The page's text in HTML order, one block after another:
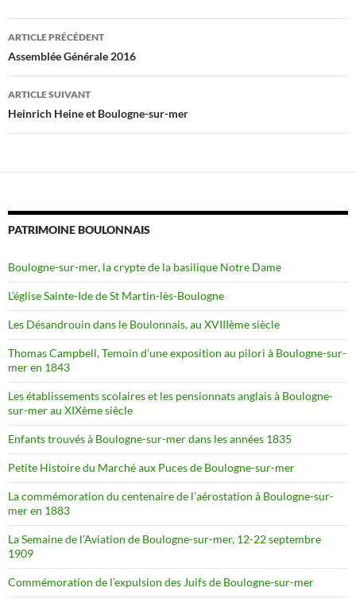
Navigation
des
articles
ARTICLE PRÉCÉDENT
Assemblée Générale 2016
ARTICLE SUIVANT
Heinrich Heine et Boulogne-sur-mer
PATRIMOINE BOULONNAIS
Boulogne-sur-mer, la crypte de la basilique Notre Dame
L’église Sainte-Ide de St Martin-lès-Boulogne
Les Désandrouin dans le Boulonnais, au XVIIIème siècle
Thomas Campbell, Temoin d’une exposition au pilori à Boulogne-sur-
mer en 1843
Les établissements scolaires et les pensionnats anglais à Boulogne-
sur-mer au XIXème siècle
Enfants trouvés à Boulogne-sur-mer dans les années 1835
Petite Histoire du Marché aux Puces de Boulogne-sur-mer
La commémoration du centenaire de l’aérostation à Boulogne-sur-
mer en 1883
La Semaine de l’Aviation de Boulogne-sur-mer, 12-22 septembre
1909
Commémoration de l’expulsion des Juifs de Boulogne-sur-mer